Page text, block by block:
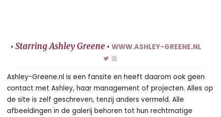
• Starring Ashley Greene • WWW.ASHLEY-GREENE.NL
Ashley-Greene.nl is een fansite en heeft daarom ook geen
contact met Ashley, haar management of projecten. Alles op
de site is zelf geschreven, tenzij anders vermeld. Alle
afbeeldingen in de galerij behoren tot hun rechtmatige